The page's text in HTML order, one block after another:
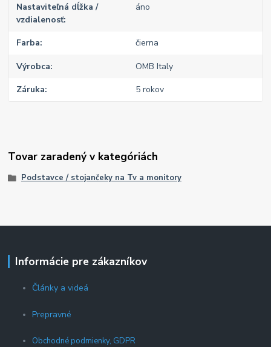
Nastaviteľná dĺžka /
vzdialenosť
áno
Farba čierna
Výrobca OMB Italy
Záruka 5 rokov
Tovar zaradený v kategóriách
Podstavce / stojančeky na Tv a monitory
Informácie pre zákazníkov
Články a videá
Prepravné
Obchodné podmienky, GDPR